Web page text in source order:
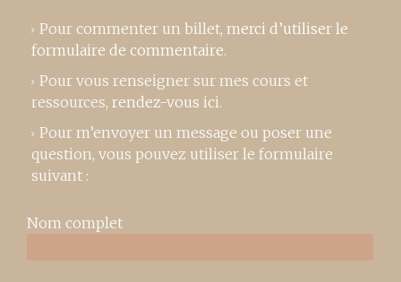
Pour commenter un billet, merci d’utiliser le
formulaire de commentaire.
Pour vous renseigner sur mes cours et
ressources, rendez-vous ici.
Pour m’envoyer un message ou poser une
question, vous pouvez utiliser le formulaire
suivant :
Nom complet